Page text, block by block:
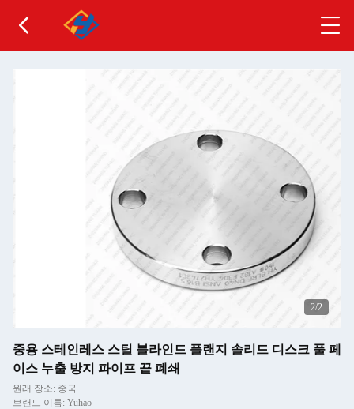
2/2
중용 스테인레스 스틸 블라인드 플랜지 솔리드 디스크 풀 페
이스 누출 방지 파이프 끝 폐쇄
원래 장소: 중국
브랜드 이름: Yuhao